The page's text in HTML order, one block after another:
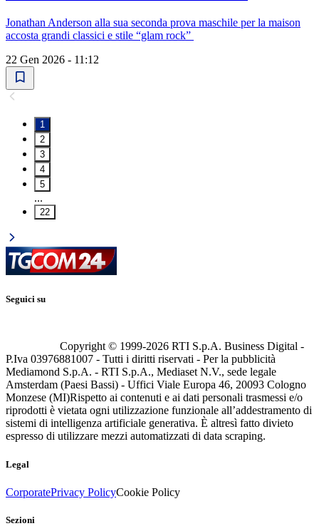
Jonathan Anderson alla sua seconda prova maschile per la maison
accosta grandi classici e stile “glam rock”
22 Gen 2026 - 11:12
1
2
3
4
5
...
22
Seguici su
Copyright © 1999-2026 RTI S.p.A. Business Digital -
P.Iva 03976881007 - Tutti i diritti riservati - Per la pubblicità
Mediamond S.p.A. - RTI S.p.A., Mediaset N.V., sede legale
Amsterdam (Paesi Bassi) - Uffici Viale Europa 46, 20093 Cologno
Monzese (MI)Rispetto ai contenuti e ai dati personali trasmessi e/o
riprodotti è vietata ogni utilizzazione funzionale all’addestramento di
sistemi di intelligenza artificiale generativa. È altresì fatto divieto
espresso di utilizzare mezzi automatizzati di data scraping.
Legal
CorporatePrivacy PolicyCookie Policy
Sezioni